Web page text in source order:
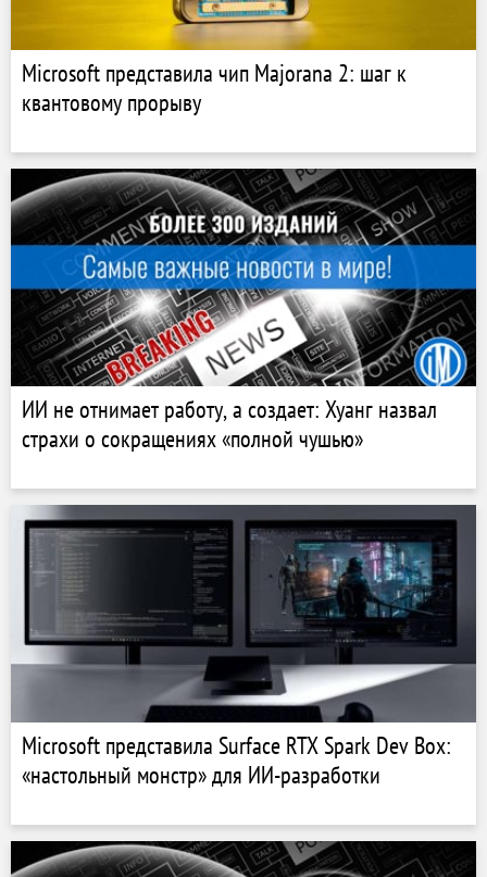
Microsoft представила чип Majorana 2: шаг к
квантовому прорыву
ИИ не отнимает работу, а создает: Хуанг назвал
страхи о сокращениях «полной чушью»
Microsoft представила Surface RTX Spark Dev Box:
«настольный монстр» для ИИ-разработки